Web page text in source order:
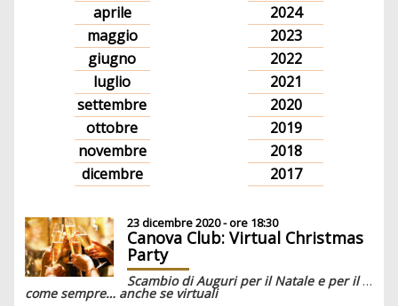
aprile
maggio
giugno
luglio
settembre
ottobre
novembre
dicembre
2024
2023
2022
2021
2020
2019
2018
2017
23 dicembre 2020 - ore 18:30
Canova Club: Virtual Christmas
Party
Scambio di Auguri per il Natale e per il prossimo anno (…perché non ne possiamo più di questo),
come sempre… anche se virtuali